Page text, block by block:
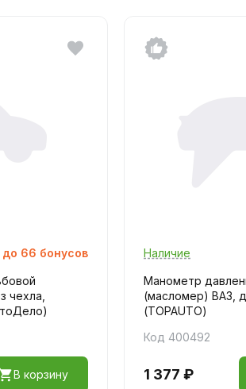
до 66 бонусов
чехла,
В корзину
Наличие
Манометр
(масломер) ВАЗ,
(TOPAUTO)
Код 400492
1 377 ₽